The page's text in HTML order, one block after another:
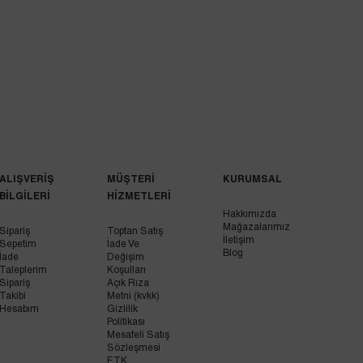
ALIŞVERİŞ
BİLGİLERİ
Sipariş
Sepetim
İade
Taleplerim
Sipariş
Takibi
Hesabım
MÜŞTERİ
HİZMETLERİ
Toptan Satış
İade Ve
Değişim
Koşulları
Açık Rıza
Metni (kvkk)
Gizlilik
Politikası
Mesafeli Satış
Sözleşmesi
ETK
KURUMSAL
Hakkımızda
Mağazalarımız
İletişim
Blog